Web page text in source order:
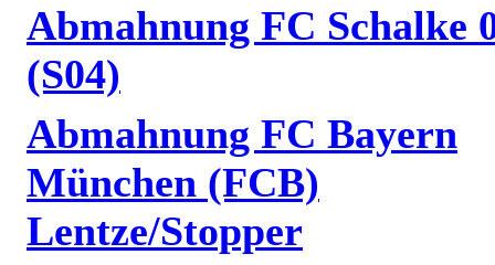
Abmahnung FC Schalke
(S04)
Abmahnung FC Bayern
München (FCB)
Lentze/Stopper